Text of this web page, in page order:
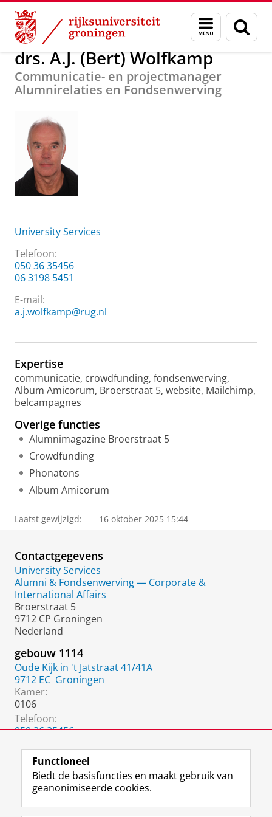
Skip
Content
Skip
Navigation
Menu
en
zoeken
Over ons drs. A.J. (Bert) Wolfkamp
drs. A.J. (Bert) Wolfkamp
Communicatie- en projectmanager
Alumnirelaties en Fondsenwerving
University Services
Telefoon:
050 36 35456
06 3198 5451
E-mail:
a.j.wolfkamp@rug.nl
Expertise
communicatie, crowdfunding, fondsenwerving,
Album Amicorum, Broerstraat 5, website, Mailchimp,
belcampagnes
Overige functies
Alumnimagazine Broerstraat 5
Crowdfunding
Phonatons
Album Amicorum
Laatst gewijzigd: 16 oktober 2025 15:44
Contactgegevens
University Services
Alumni & Fondsenwerving — Corporate &
International Affairs
Broerstraat 5
9712 CP Groningen
Nederland
gebouw 1114
Oude Kijk in 't Jatstraat 41/41A
9712 EC Groningen
Kamer:
0106
Telefoon:
050 36 35456
Volg de RUG
F
L
R I
Y
Functioneel
Biedt de basisfuncties en maakt gebruik van
geanonimiseerde cookies.